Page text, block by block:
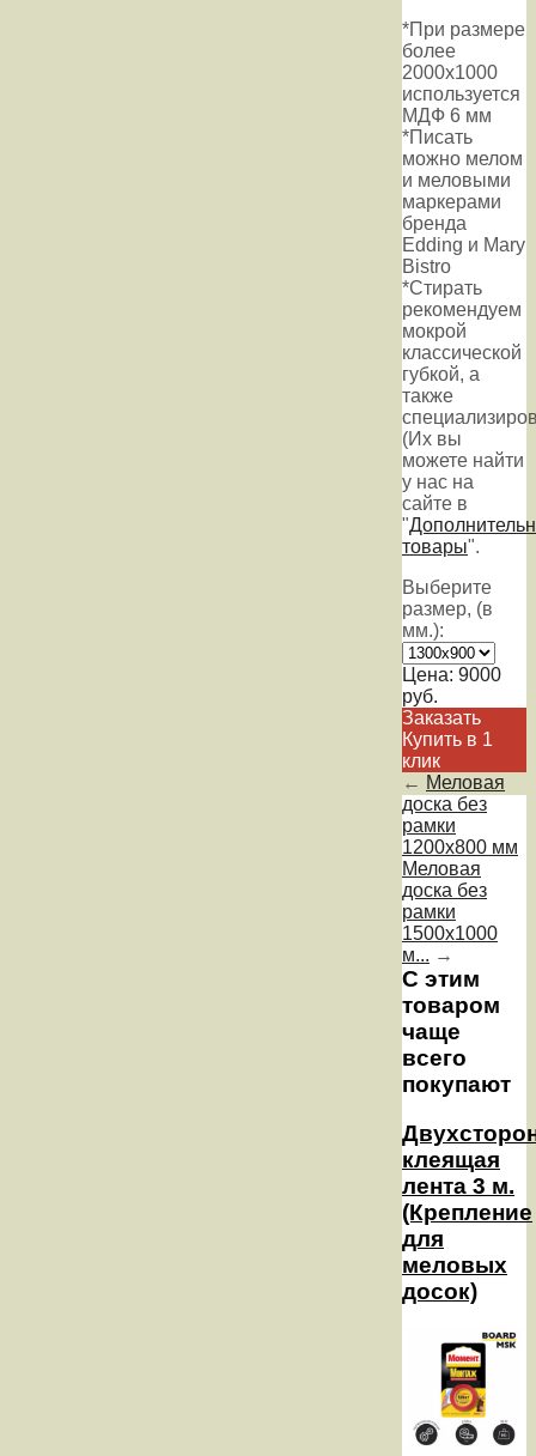
*При размере
более
2000х1000
используется
МДФ 6 мм
*Писать
можно мелом
и меловыми
маркерами
бренда
Edding и Mary
Bistro
*Стирать
рекомендуем
мокрой
классической
губкой, а
также
(Их вы
можете найти
у нас на
сайте в
"
товары".
Выберите
размер, (в
мм.):
Цена: 9000
руб.
Заказать
Купить в 1
клик
← Меловая
доска без
рамки
1200х800 мм
Меловая
доска без
рамки
1500х1000
м... →
С этим
товаром
чаще
всего
покупают
клеящая
лента 3 м.
(Крепление
для
меловых
досок)